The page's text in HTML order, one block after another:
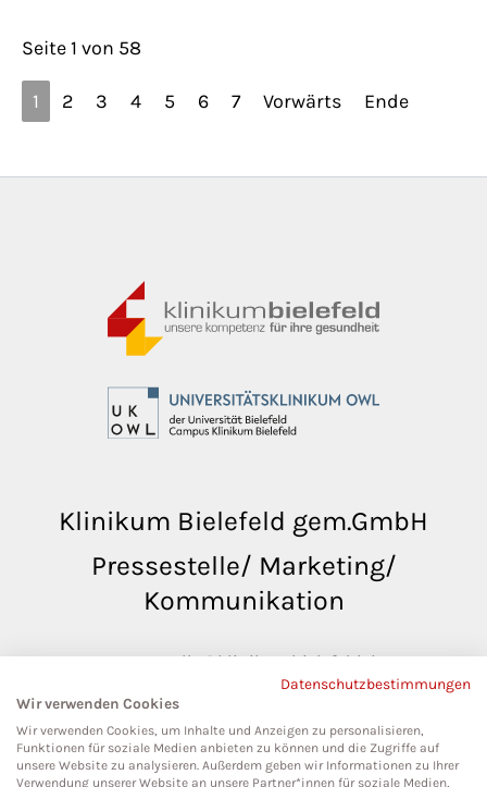
Seite 1 von 58
1 2 3 4 5 6 7 Vorwärts Ende
Klinikum Bielefeld gem.GmbH
Pressestelle/ Marketing/
Kommunikation
pressestelle@klinikumbielefeld.de
Teutoburger Str. 50
33604 Bielefeld
Datenschutzbestimmungen
Wir verwenden Cookies
Wir verwenden Cookies, um Inhalte und Anzeigen zu personalisieren,
Funktionen für soziale Medien anbieten zu können und die Zugriffe auf
unsere Website zu analysieren. Außerdem geben wir Informationen zu Ihrer
Verwendung unserer Website an unsere Partner*innen für soziale Medien,